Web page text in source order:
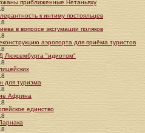
приближенные Нетаньяху
к интиму постояльцев
в вопросе эксгумации поляков
аэропорта для приёма туристов
Люксембурга "идиотом"
для туризма
Африна
единство